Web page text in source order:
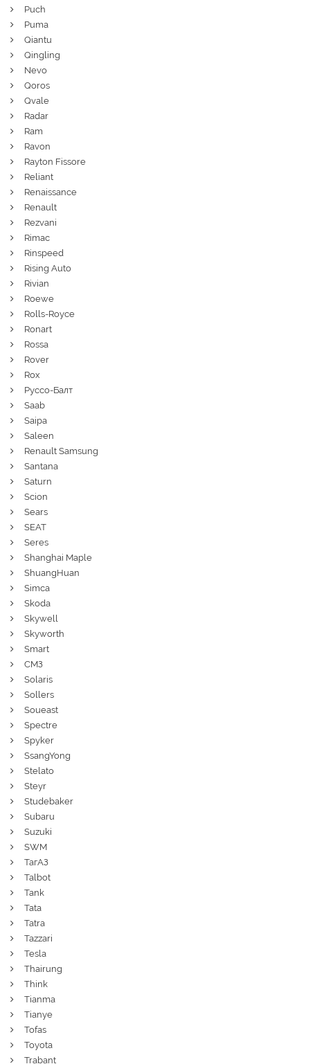
Puch
Puma
Qiantu
Qingling
Nevo
Qoros
Qvale
Radar
Ram
Ravon
Rayton Fissore
Reliant
Renaissance
Renault
Rezvani
Rimac
Rinspeed
Rising Auto
Rivian
Roewe
Rolls-Royce
Ronart
Rossa
Rover
Rox
Руссо-Балт
Saab
Saipa
Saleen
Renault Samsung
Santana
Saturn
Scion
Sears
SEAT
Seres
Shanghai Maple
ShuangHuan
Simca
Skoda
Skywell
Skyworth
Smart
СМЗ
Solaris
Sollers
Soueast
Spectre
Spyker
SsangYong
Stelato
Steyr
Studebaker
Subaru
Suzuki
SWM
ТагАЗ
Talbot
Tank
Tata
Tatra
Tazzari
Tesla
Thairung
Think
Tianma
Tianye
Tofas
Toyota
Trabant